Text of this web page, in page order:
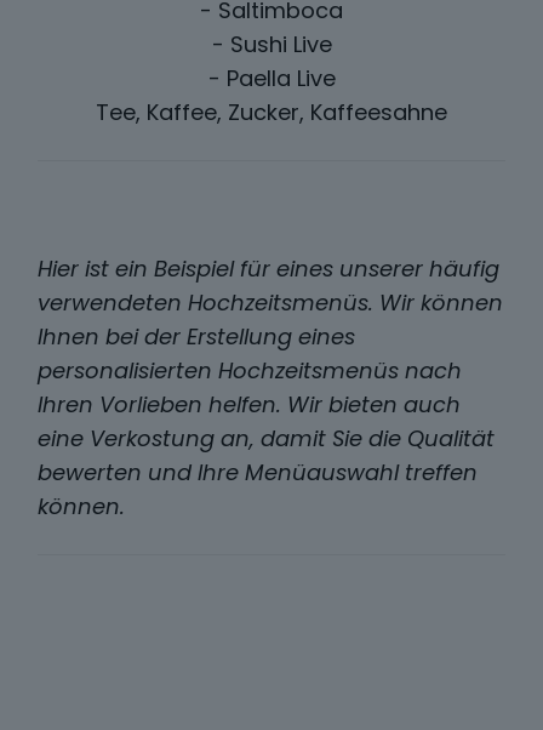
- Saltimboca
- Sushi Live
- Paella Live
Tee, Kaffee, Zucker, Kaffeesahne
Hier ist ein Beispiel für eines unserer häufig
verwendeten Hochzeitsmenüs. Wir können
Ihnen bei der Erstellung eines
personalisierten Hochzeitsmenüs nach
Ihren Vorlieben helfen. Wir bieten auch
eine Verkostung an, damit Sie die Qualität
bewerten und Ihre Menüauswahl treffen
können.